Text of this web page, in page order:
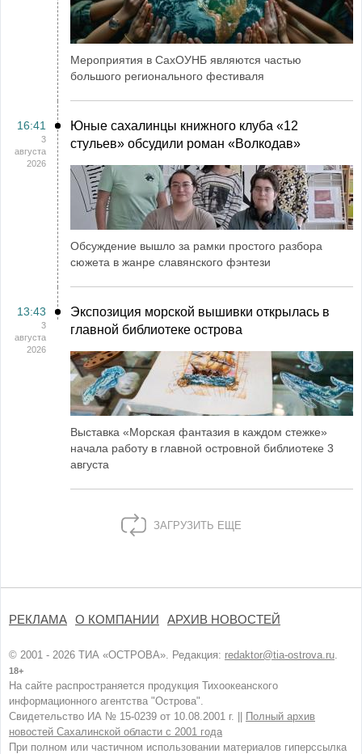
Мероприятия в СахОУНБ являются частью
большого регионального фестиваля
16:41
3
августа
2026
Юные сахалинцы книжного клуба «12
стульев» обсудили роман «Волкодав»
Обсуждение вышло за рамки простого разбора
сюжета в жанре славянского фэнтези
13:43
3
августа
2026
Экспозиция морской вышивки открылась в
главной библиотеке острова
Выставка «Морская фантазия в каждом стежке»
начала работу в главной островной библиотеке 3
августа
ЗАГРУЗИТЬ ЕЩЕ
РЕКЛАМА О КОМПАНИИ АРХИВ НОВОСТЕЙ
© 2001 - 2026 ТИА «ОСТРОВА». Редакция: redaktor@tia-ostrova.ru
18+
На сайте распространяется продукция Тихоокеанского
информационного агентства "Острова".
Свидетельство ИА № 15-0239 от 10.08.2001 г. || Полный архив
новостей Сахалинской области с 2001 года
При полном или частичном использовании материалов гиперссылка